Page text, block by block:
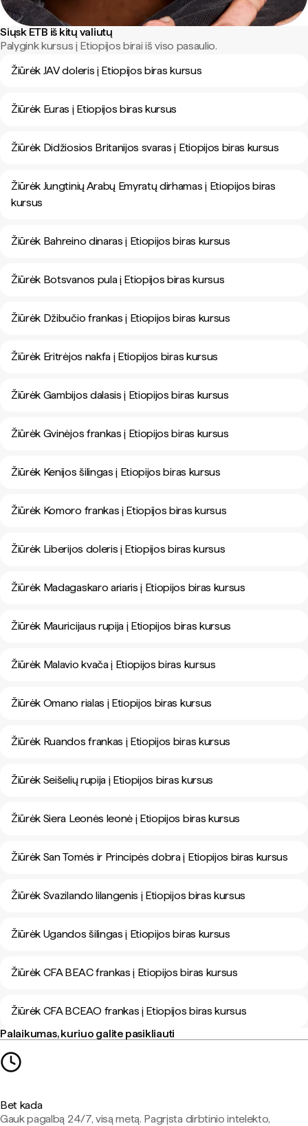
Siųsk ETB iš kitų valiutų
Palygink kursus į Etiopijos birai iš viso pasaulio.
Žiūrėk JAV doleris į Etiopijos biras kursus
Žiūrėk Euras į Etiopijos biras kursus
Žiūrėk Didžiosios Britanijos svaras į Etiopijos biras kursus
Žiūrėk Jungtinių Arabų Emyratų dirhamas į Etiopijos biras
kursus
Žiūrėk Bahreino dinaras į Etiopijos biras kursus
Žiūrėk Botsvanos pula į Etiopijos biras kursus
Žiūrėk Džibučio frankas į Etiopijos biras kursus
Žiūrėk Eritrėjos nakfa į Etiopijos biras kursus
Žiūrėk Gambijos dalasis į Etiopijos biras kursus
Žiūrėk Gvinėjos frankas į Etiopijos biras kursus
Žiūrėk Kenijos šilingas į Etiopijos biras kursus
Žiūrėk Komoro frankas į Etiopijos biras kursus
Žiūrėk Liberijos doleris į Etiopijos biras kursus
Žiūrėk Madagaskaro ariaris į Etiopijos biras kursus
Žiūrėk Mauricijaus rupija į Etiopijos biras kursus
Žiūrėk Malavio kvača į Etiopijos biras kursus
Žiūrėk Omano rialas į Etiopijos biras kursus
Žiūrėk Ruandos frankas į Etiopijos biras kursus
Žiūrėk Seišelių rupija į Etiopijos biras kursus
Žiūrėk Siera Leonės leonė į Etiopijos biras kursus
Žiūrėk San Tomės ir Principės dobra į Etiopijos biras kursus
Žiūrėk Svazilando lilangenis į Etiopijos biras kursus
Žiūrėk Ugandos šilingas į Etiopijos biras kursus
Žiūrėk CFA BEAC frankas į Etiopijos biras kursus
Žiūrėk CFA BCEAO frankas į Etiopijos biras kursus
Palaikumas, kuriuo galite pasikliauti
Bet kada
Gauk pagalbą 24/7, visą metą. Pagrįsta dirbtinio intelekto,